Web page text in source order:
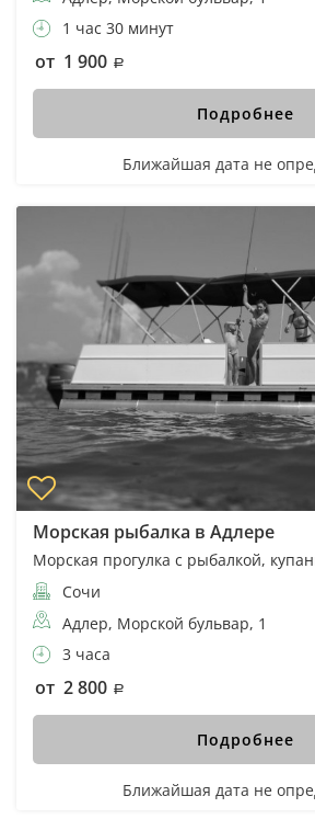
1 час 30 минут
от 1 900
Подробнее
Ближайшая дата не
Морская рыбалка в Адлере
Морская прогулка с рыбалкой,
Сочи
Адлер, Морской бульвар, 1
3 часа
от 2 800
Подробнее
Ближайшая дата не